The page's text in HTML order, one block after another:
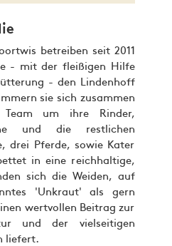
betreiben seit 2011
- mit der fleißigen Hilfe
- den Lindenhoff
sie sich zusammen
um ihre Rinder,
und die restlichen
drei Pferde, sowie Kater
in eine reichhaltige,
sich die Weiden, auf
'Unkraut' als gern
wertvollen Beitrag zur
und der vielseitigen
liefert.